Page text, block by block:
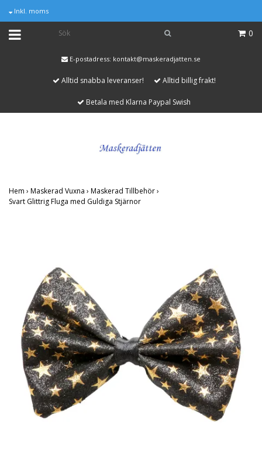
Inkl. moms
0
E-postadress: kontakt@maskeradjatten.se
Alltid snabba leveranser! Alltid billig frakt!
Betala med Klarna Paypal Swish
Hem › Maskerad Vuxna › Maskerad Tillbehör›
Svart Glittrig Fluga med Guldiga Stjärnor